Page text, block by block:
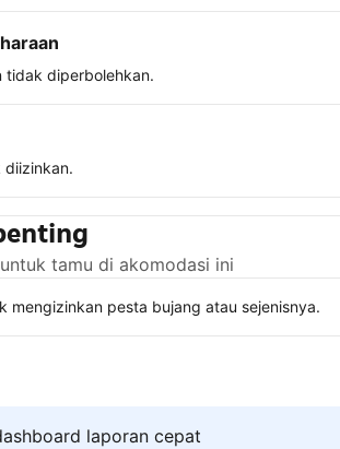
tidak diperbolehkan.
diizinkan.
tamu di akomodasi ini
mengizinkan pesta bujang atau sejenisnya.
laporan cepat